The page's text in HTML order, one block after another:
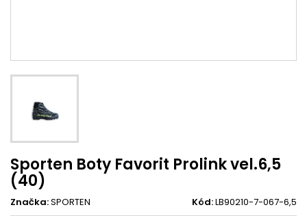
Sporten Boty Favorit Prolink vel.6,5
(40)
Značka:SPORTEN Kód:LB90210-7-067-6,5